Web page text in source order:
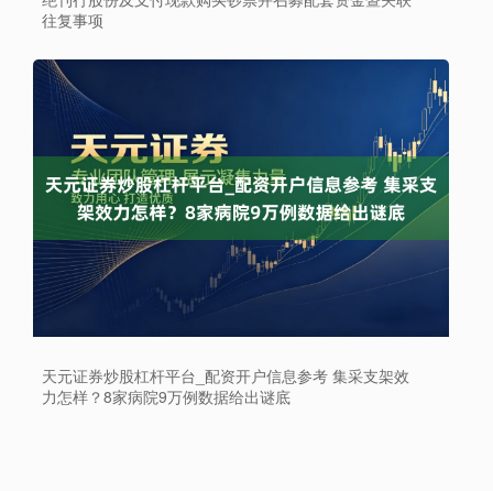
往复事项
天元证券炒股杠杆平台_配资开户信息参考 集采支架效
力怎样？8家病院9万例数据给出谜底